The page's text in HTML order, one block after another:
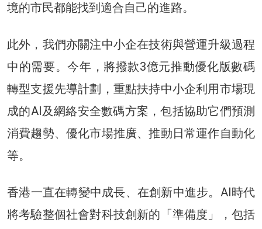
境的市民都能找到適合自己的進路。
此外，我們亦關注中小企在技術與營運升級過程
中的需要。今年，將撥款3億元推動優化版數碼
轉型支援先導計劃，重點扶持中小企利用市場現
成的AI及網絡安全數碼方案，包括協助它們預測
消費趨勢、優化市場推廣、推動日常運作自動化
等。
香港一直在轉變中成長、在創新中進步。AI時代
將考驗整個社會對科技創新的「準備度」，包括